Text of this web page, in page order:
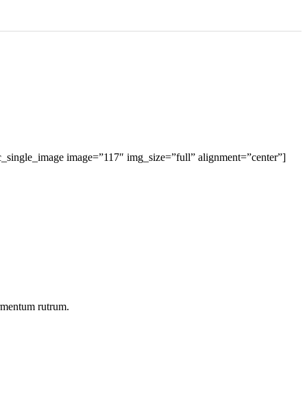
image=”117″ img_size=”full” alignment=”center”]
rutrum.